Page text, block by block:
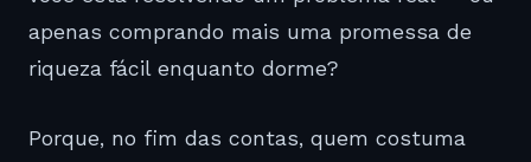
apenas comprando mais uma promessa de
riqueza fácil enquanto dorme?
Porque, no fim das contas, quem costuma